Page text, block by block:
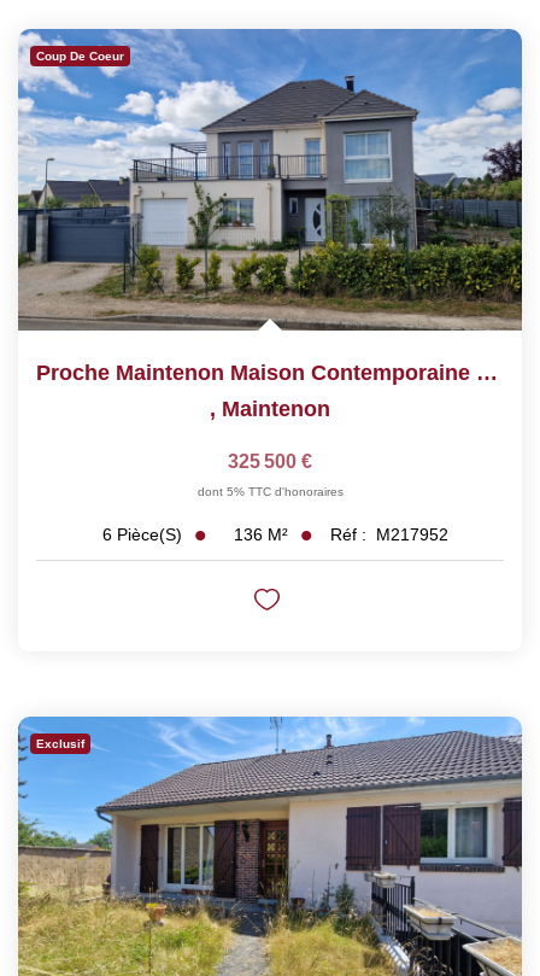
Coup De Coeur
Proche Maintenon Maison Contemporaine De 6 Pièces De 136 M²
, Maintenon
325 500 €
dont 5% TTC d'honoraires
6 Pièce(s) 136 M² Réf : M217952
Exclusif